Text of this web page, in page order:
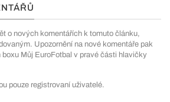
o nových komentářích k tomuto článku,
Upozornění na nové komentáře pak
Můj EuroFotbal v pravé části hlavičky
pouze registrovaní uživatelé.